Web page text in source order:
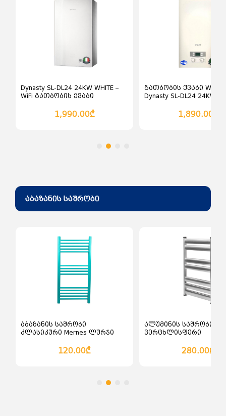
Dynasty SL-DL24 24KW WHITE –
WiFi გათბობის ქვაბი
1,990.00₾
კალათაში დამატება
გათბობის ქვაბი WiFi-
Dynasty SL-DL24 24KW
1,890.00₾
კალათაში
აბაზანის საშრობი
აბაზანის საშრობი
კლასიკური Mernes ლურჯი
120.00₾
ალუმინის საშრობი
ვერცხლისფერი
280.00₾